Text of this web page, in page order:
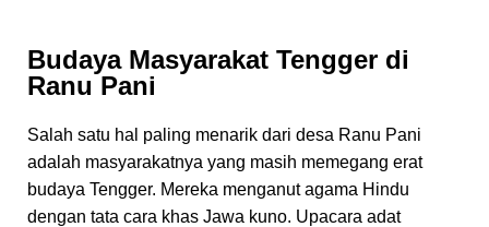
Budaya Masyarakat Tengger di
Ranu Pani
Salah satu hal paling menarik dari desa Ranu Pani
adalah masyarakatnya yang masih memegang erat
budaya Tengger. Mereka menganut agama Hindu
dengan tata cara khas Jawa kuno. Upacara adat